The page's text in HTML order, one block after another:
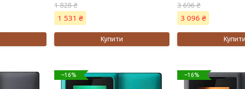
1 828 ₴
1 531 ₴
Купити
3 696 ₴
3 096 ₴
Купити
–16% –16%